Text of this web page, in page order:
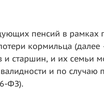
пенсий в рамках
кормильца
старшин, и их семьи
и по случаю
ФЗ).